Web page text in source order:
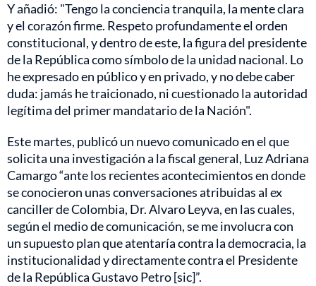
Y añadió: "Tengo la conciencia tranquila, la mente clara
y el corazón firme. Respeto profundamente el orden
constitucional, y dentro de este, la figura del presidente
de la República como símbolo de la unidad nacional. Lo
he expresado en público y en privado, y no debe caber
duda: jamás he traicionado, ni cuestionado la autoridad
legítima del primer mandatario de la Nación".
Este martes, publicó un nuevo comunicado en el que
solicita una investigación a la fiscal general, Luz Adriana
Camargo “ante los recientes acontecimientos en donde
se conocieron unas conversaciones atribuidas al ex
canciller de Colombia, Dr. Alvaro Leyva, en las cuales,
según el medio de comunicación, se me involucra con
un supuesto plan que atentaría contra la democracia, la
institucionalidad y directamente contra el Presidente
de la República Gustavo Petro [sic]”.